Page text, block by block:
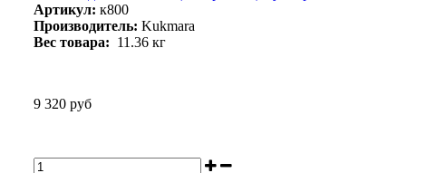
Артикул: к800
Производитель: Kukmara
Вес товара: 11.36 кг
9 320 руб